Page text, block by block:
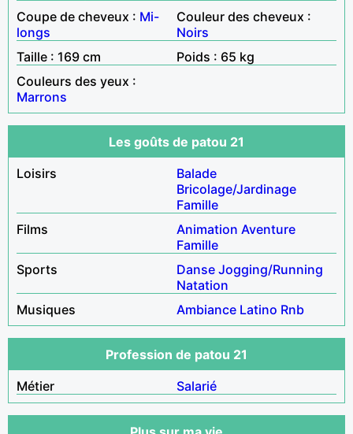
Coupe de cheveux : Mi-
longs
Couleur des cheveux :
Noirs
Taille : 169 cm
Poids : 65 kg
Couleurs des yeux :
Marrons
Les goûts de patou 21
Loisirs
Balade
Bricolage/Jardinage
Famille
Films
Animation Aventure
Famille
Sports
Danse Jogging/Running
Natation
Musiques
Ambiance Latino Rnb
Profession de patou 21
Métier
Salarié